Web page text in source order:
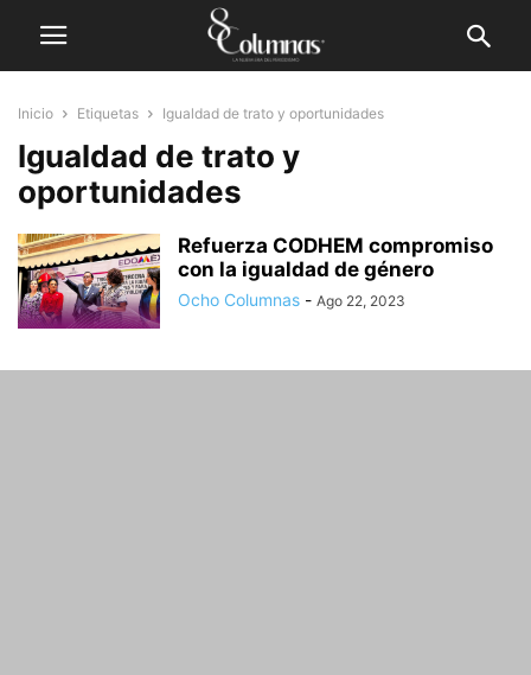
Inicio Etiquetas Igualdad de trato y oportunidades
Igualdad de trato y
oportunidades
Refuerza CODHEM compromiso
con la igualdad de género
Ocho Columnas - Ago 22, 2023